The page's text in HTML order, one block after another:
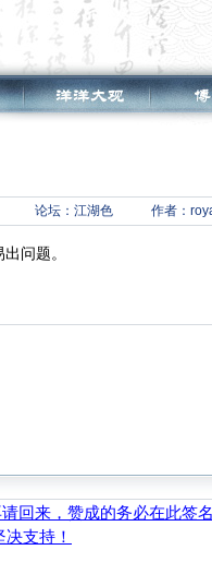
论坛： 江湖色 作者：
问题。
回来，赞成的务必在此签
支持！